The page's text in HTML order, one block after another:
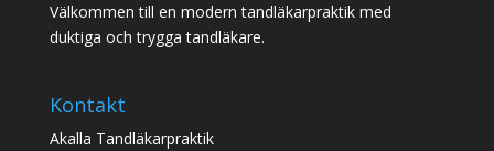
Välkommen till en modern tandläkarpraktik med
duktiga och trygga tandläkare.
Kontakt
Akalla Tandläkarpraktik